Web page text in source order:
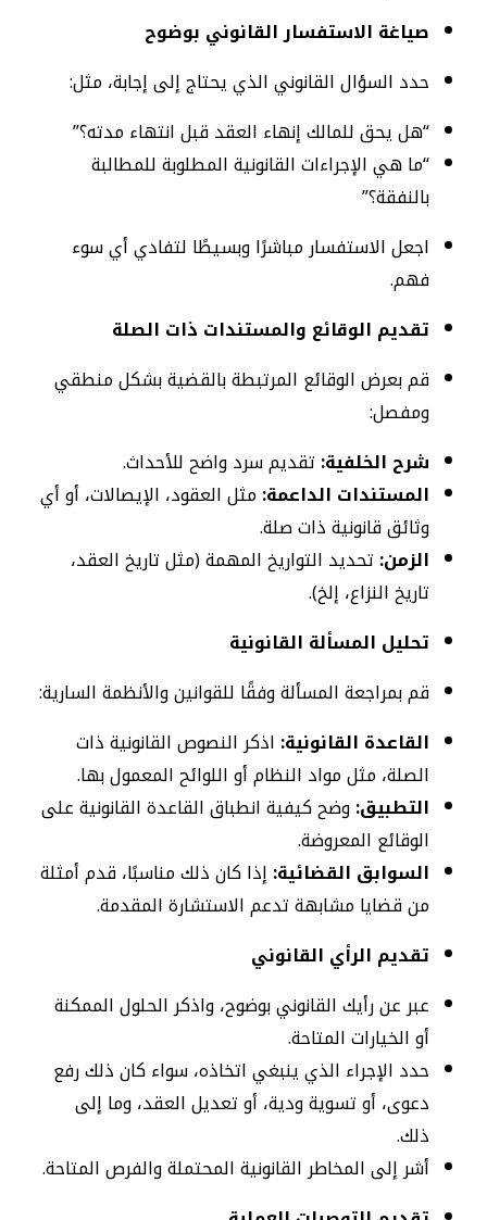
صياغة الاستفسار القانوني بوضوح
حدد السؤال القانوني الذي يحتاج إلى إجابة، مثل:
“هل يحق للمالك إنهاء العقد قبل انتهاء مدته؟”
“ما هي الإجراءات القانونية المطلوبة للمطالبة
بالنفقة؟”
اجعل الاستفسار مباشرًا وبسيطًا لتفادي أي سوء
فهم.
تقديم الوقائع والمستندات ذات الصلة
قم بعرض الوقائع المرتبطة بالقضية بشكل منطقي
ومفصل:
شرح الخلفية: تقديم سرد واضح للأحداث.
المستندات الداعمة: مثل العقود، الإيصالات، أو أي
وثائق قانونية ذات صلة.
الزمن: تحديد التواريخ المهمة (مثل تاريخ العقد،
تاريخ النزاع، إلخ).
تحليل المسألة القانونية
قم بمراجعة المسألة وفقًا للقوانين والأنظمة السارية:
القاعدة القانونية: اذكر النصوص القانونية ذات
الصلة، مثل مواد النظام أو اللوائح المعمول بها.
التطبيق:وضح كيفية انطباق القاعدة القانونية على
الوقائع المعروضة.
السوابق القضائية: إذا كان ذلك مناسبًا، قدم أمثلة
من قضايا مشابهة تدعم الاستشارة المقدمة.
تقديم الرأي القانوني
عبر عن رأيك القانوني بوضوح، واذكر الحلول الممكنة
أو الخيارات المتاحة.
حدد الإجراء الذي ينبغي اتخاذه، سواء كان ذلك رفع
دعوى، أو تسوية ودية، أو تعديل العقد، وما إلى
ذلك.
أشر إلى المخاطر القانونية المحتملة والفرص المتاحة.